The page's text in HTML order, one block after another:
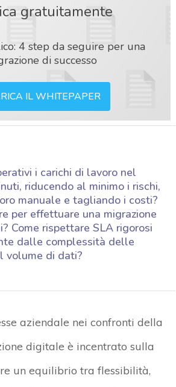
gratuitamente
4 step da seguire per una
di successo
IL WHITEPAPER
i carichi di lavoro nel
riducendo al minimo i rischi,
manuale e tagliando i costi?
per effettuare una migrazione
Come rispettare SLA rigorosi
dalle complessità delle
volume di dati?
aziendale nei confronti della
digitale è incentrato sulla
un equilibrio tra flessibilità,